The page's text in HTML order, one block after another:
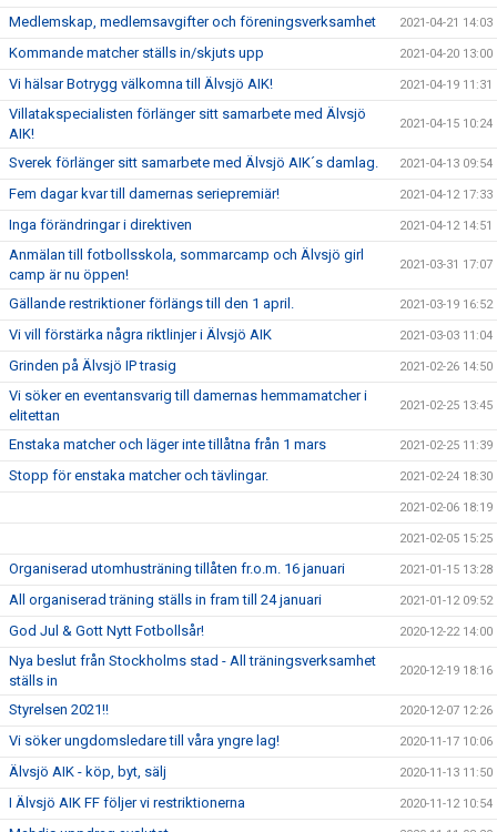
Medlemskap, medlemsavgifter och föreningsverksamhet 2021-04-21 14:03
Kommande matcher ställs in/skjuts upp 2021-04-20 13:00
Vi hälsar Botrygg välkomna till Älvsjö AIK! 2021-04-19 11:31
Villatakspecialisten förlänger sitt samarbete med Älvsjö
AIK!
2021-04-15 10:24
Sverek förlänger sitt samarbete med Älvsjö AIK´s damlag. 2021-04-13 09:54
Fem dagar kvar till damernas seriepremiär! 2021-04-12 17:33
Inga förändringar i direktiven 2021-04-12 14:51
Anmälan till fotbollsskola, sommarcamp och Älvsjö girl
camp är nu öppen!
2021-03-31 17:07
Gällande restriktioner förlängs till den 1 april. 2021-03-19 16:52
Vi vill förstärka några riktlinjer i Älvsjö AIK 2021-03-03 11:04
Grinden på Älvsjö IP trasig 2021-02-26 14:50
Vi söker en eventansvarig till damernas hemmamatcher i
elitettan
2021-02-25 13:45
Enstaka matcher och läger inte tillåtna från 1 mars 2021-02-25 11:39
Stopp för enstaka matcher och tävlingar. 2021-02-24 18:30
2021-02-06 18:19
2021-02-05 15:25
Organiserad utomhusträning tillåten fr.o.m. 16 januari 2021-01-15 13:28
All organiserad träning ställs in fram till 24 januari 2021-01-12 09:52
God Jul & Gott Nytt Fotbollsår! 2020-12-22 14:00
Nya beslut från Stockholms stad - All träningsverksamhet
ställs in
2020-12-19 18:16
Styrelsen 2021!! 2020-12-07 12:26
Vi söker ungdomsledare till våra yngre lag! 2020-11-17 10:06
Älvsjö AIK - köp, byt, sälj 2020-11-13 11:50
I Älvsjö AIK FF följer vi restriktionerna 2020-11-12 10:54